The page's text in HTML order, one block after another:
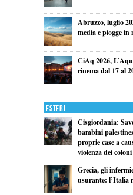
Abruzzo, luglio
media e piogge in
CiAq 2026,
cinema dal 17 al
Esteri
Cisgiordania:
bambini
proprie case a
violenza dei coloni
Grecia, gli
usurante: l’Italia